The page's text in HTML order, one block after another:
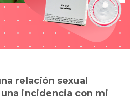
relación sexual
incidencia con mi